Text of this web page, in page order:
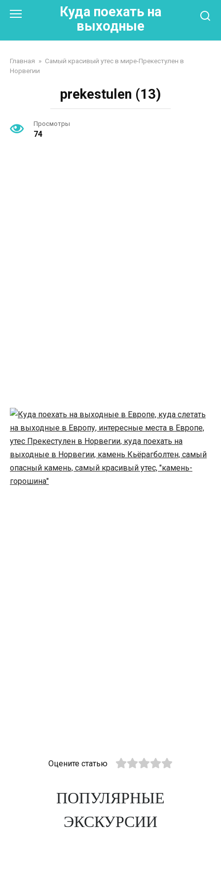
Куда поехать на
выходные
Главная » Самый красивый утес в мире-Прекестулен в
Норвегии
prekestulen (13)
Просмотры
74
Оцените статью
ПОПУЛЯРНЫЕ
ЭКСКУРСИИ